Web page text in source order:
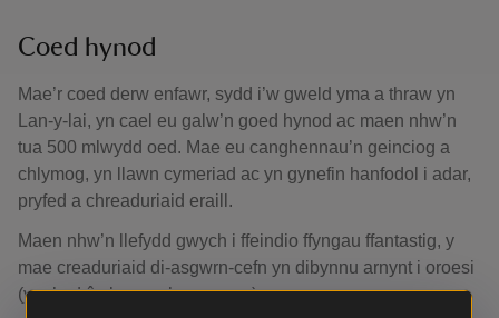
Coed hynod
Mae’r coed derw enfawr, sydd i’w gweld yma a thraw yn
Lan-y-lai, yn cael eu galw’n goed hynod ac maen nhw’n
tua 500 mlwydd oed. Mae eu canghennau’n geinciog a
chlymog, yn llawn cymeriad ac yn gynefin hanfodol i adar,
pryfed a chreaduriaid eraill.
Maen nhw’n llefydd gwych i ffeindio ffyngau ffantastig, y
mae creaduriaid di-asgwrn-cefn yn dibynnu arnynt i oroesi
(ynghyd â chen a phren marw).